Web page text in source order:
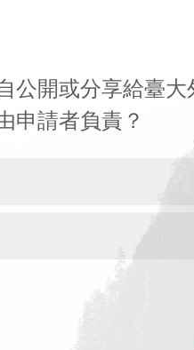
公開或分享給臺大
申請者負責？